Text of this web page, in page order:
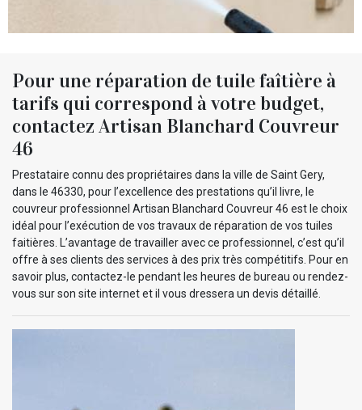
Pour une réparation de tuile faîtière à
tarifs qui correspond à votre budget,
contactez Artisan Blanchard Couvreur
46
Prestataire connu des propriétaires dans la ville de Saint Gery,
dans le 46330, pour l’excellence des prestations qu’il livre, le
couvreur professionnel Artisan Blanchard Couvreur 46 est le choix
idéal pour l’exécution de vos travaux de réparation de vos tuiles
faitières. L’avantage de travailler avec ce professionnel, c’est qu’il
offre à ses clients des services à des prix très compétitifs. Pour en
savoir plus, contactez-le pendant les heures de bureau ou rendez-
vous sur son site internet et il vous dressera un devis détaillé.